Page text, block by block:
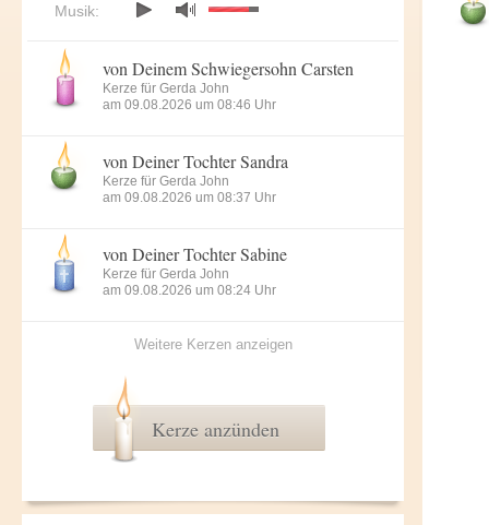
Musik:
von Deinem Schwiegersohn Carsten
Kerze für Gerda John
am 09.08.2026 um 08:46 Uhr
von Deiner Tochter Sandra
Kerze für Gerda John
am 09.08.2026 um 08:37 Uhr
von Deiner Tochter Sabine
Kerze für Gerda John
am 09.08.2026 um 08:24 Uhr
Weitere Kerzen anzeigen
Kerze anzünden